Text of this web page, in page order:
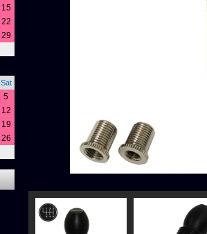
15
22
29
Sat
5
12
19
26